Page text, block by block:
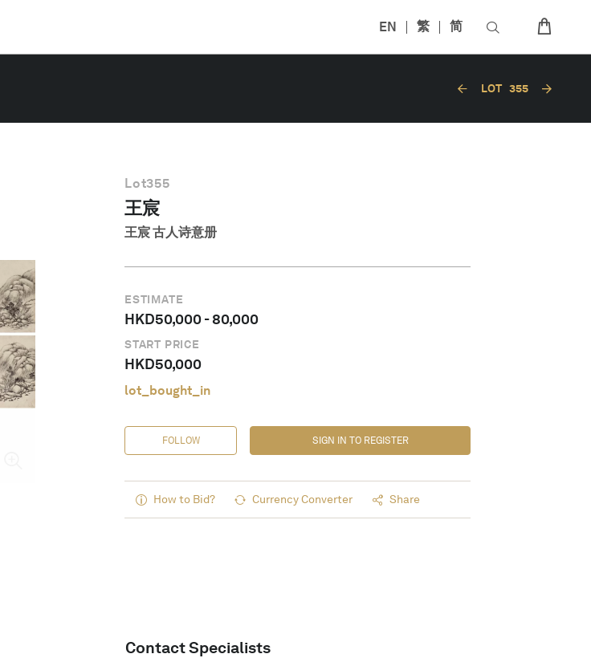
EN 繁 简
LOT 355
Lot355
王宸
王宸 古人诗意册
ESTIMATE
HKD50,000-80,000
START PRICE
HKD50,000
lot_bought_in
FOLLOW SIGN IN TO REGISTER
How to Bid? Currency Converter Share
Contact Specialists